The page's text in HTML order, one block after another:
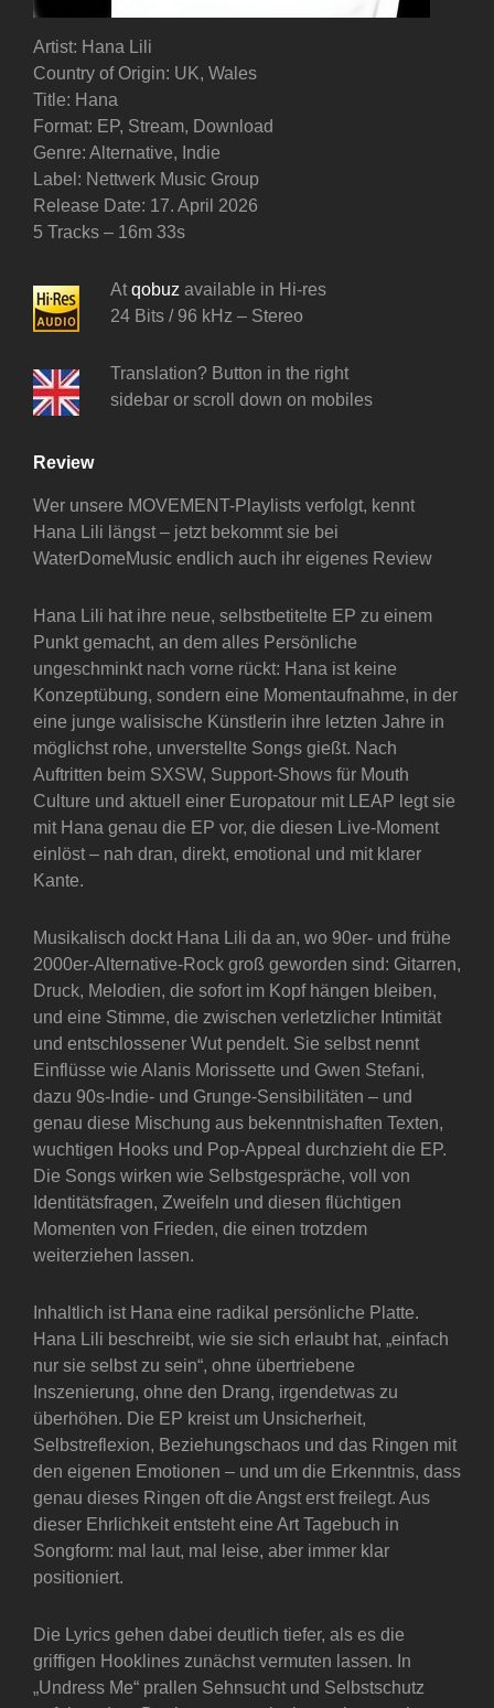
Artist: Hana Lili
Country of Origin: UK, Wales
Title: Hana
Format: EP, Stream, Download
Genre: Alternative, Indie
Label: Nettwerk Music Group
Release Date: 17. April 2026
5 Tracks – 16m 33s
At qobuz available in Hi-res
24 Bits / 96 kHz – Stereo
Translation? Button in the right
sidebar or scroll down on mobiles
Review
Wer unsere MOVEMENT-Playlists verfolgt, kennt
Hana Lili längst – jetzt bekommt sie bei
WaterDomeMusic endlich auch ihr eigenes Review
Hana Lili hat ihre neue, selbstbetitelte EP zu einem
Punkt gemacht, an dem alles Persönliche
ungeschminkt nach vorne rückt: Hana ist keine
Konzeptübung, sondern eine Momentaufnahme, in der
eine junge walisische Künstlerin ihre letzten Jahre in
möglichst rohe, unverstellte Songs gießt. Nach
Auftritten beim SXSW, Support-Shows für Mouth
Culture und aktuell einer Europatour mit LEAP legt sie
mit Hana genau die EP vor, die diesen Live-Moment
einlöst – nah dran, direkt, emotional und mit klarer
Kante.
Musikalisch dockt Hana Lili da an, wo 90er- und frühe
2000er-Alternative-Rock groß geworden sind: Gitarren,
Druck, Melodien, die sofort im Kopf hängen bleiben,
und eine Stimme, die zwischen verletzlicher Intimität
und entschlossener Wut pendelt. Sie selbst nennt
Einflüsse wie Alanis Morissette und Gwen Stefani,
dazu 90s-Indie- und Grunge-Sensibilitäten – und
genau diese Mischung aus bekenntnishaften Texten,
wuchtigen Hooks und Pop-Appeal durchzieht die EP.
Die Songs wirken wie Selbstgespräche, voll von
Identitätsfragen, Zweifeln und diesen flüchtigen
Momenten von Frieden, die einen trotzdem
weiterziehen lassen.
Inhaltlich ist Hana eine radikal persönliche Platte.
Hana Lili beschreibt, wie sie sich erlaubt hat, „einfach
nur sie selbst zu sein“, ohne übertriebene
Inszenierung, ohne den Drang, irgendetwas zu
überhöhen. Die EP kreist um Unsicherheit,
Selbstreflexion, Beziehungschaos und das Ringen mit
den eigenen Emotionen – und um die Erkenntnis, dass
genau dieses Ringen oft die Angst erst freilegt. Aus
dieser Ehrlichkeit entsteht eine Art Tagebuch in
Songform: mal laut, mal leise, aber immer klar
positioniert.
Die Lyrics gehen dabei deutlich tiefer, als es die
griffigen Hooklines zunächst vermuten lassen. In
„Undress Me“ prallen Sehnsucht und Selbstschutz